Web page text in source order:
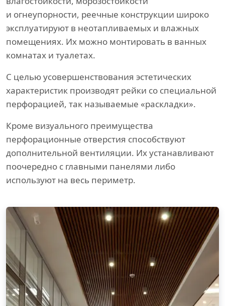
и огнеупорности, реечные конструкции широко
эксплуатируют в неотапливаемых и влажных
помещениях. Их можно монтировать в ванных
комнатах и туалетах.
С целью усовершенствования эстетических
характеристик производят рейки со специальной
перфорацией, так называемые «раскладки».
Кроме визуального преимущества
перфорационные отверстия способствуют
дополнительной вентиляции. Их устанавливают
поочередно с главными панелями либо
используют на весь периметр.